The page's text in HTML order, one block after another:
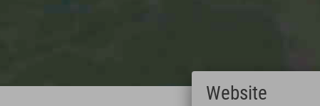
Website